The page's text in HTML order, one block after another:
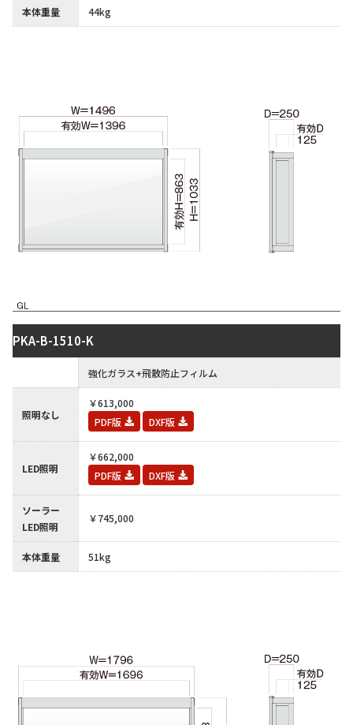
本体重量 44kg
PKA-B-1510-K
強化ガラス+飛散防止フィルム
照明なし
￥613,000
PDF版
DXF版
LED照明
￥662,000
PDF版
DXF版
ソーラー
LED照明
￥745,000
本体重量 51kg